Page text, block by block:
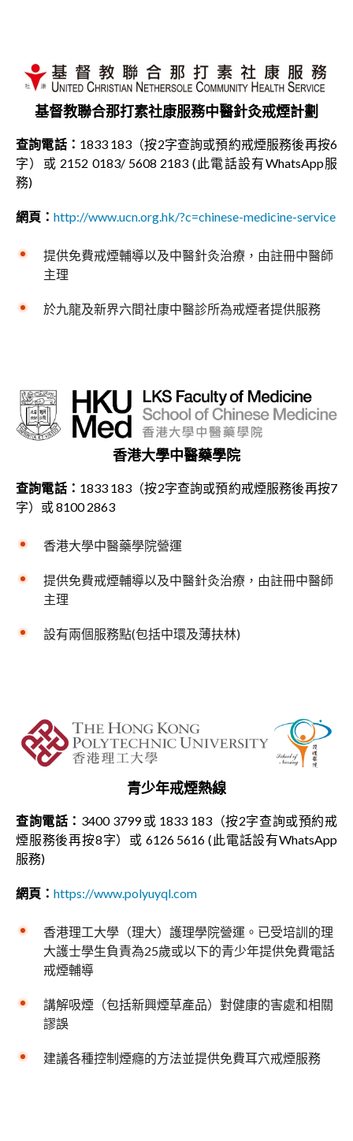
基督教聯合那打素社康服務中醫針灸戒煙計劃
查詢電話： 1833 183（按2字查詢或預約戒煙服務後再按6
字）或 2152 0183/ 5608 2183 (此電話設有WhatsApp服
務)
網頁： http://www.ucn.org.hk/?c=chinese-medicine-service
提供免費戒煙輔導以及中醫針灸治療，由註冊中醫師
主理
於九龍及新界六間社康中醫診所為戒煙者提供服務
香港大學中醫藥學院
查詢電話： 1833 183（按2字查詢或預約戒煙服務後再按7
字）或 8100 2863
香港大學中醫藥學院營運
提供免費戒煙輔導以及中醫針灸治療，由註冊中醫師
主理
設有兩個服務點(包括中環及薄扶林)
青少年戒煙熱線
查詢電話： 3400 3799 或 1833 183（按2字查詢或預約戒
煙服務後再按8字）或 6126 5616 (此電話設有WhatsApp
服務)
網頁： https://www.polyuyql.com
香港理工大學（理大）護理學院營運。已受培訓的理
大護士學生負責為25歲或以下的青少年提供免費電話
戒煙輔導
講解吸煙（包括新興煙草產品）對健康的害處和相關
謬誤
建議各種控制煙癮的方法並提供免費耳穴戒煙服務